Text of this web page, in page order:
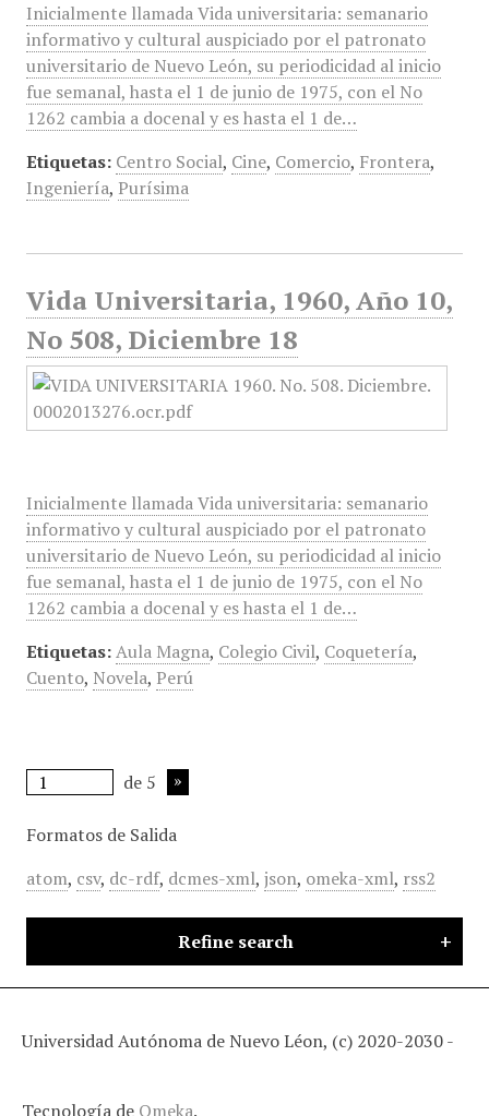
Inicialmente llamada Vida universitaria: semanario
informativo y cultural auspiciado por el patronato
universitario de Nuevo León, su periodicidad al inicio
fue semanal, hasta el 1 de junio de 1975, con el No
1262 cambia a docenal y es hasta el 1 de…
Etiquetas: Centro Social, Cine, Comercio, Frontera,
Ingeniería, Purísima
Vida Universitaria, 1960, Año 10,
No 508, Diciembre 18
Inicialmente llamada Vida universitaria: semanario
informativo y cultural auspiciado por el patronato
universitario de Nuevo León, su periodicidad al inicio
fue semanal, hasta el 1 de junio de 1975, con el No
1262 cambia a docenal y es hasta el 1 de…
Etiquetas: Aula Magna, Colegio Civil, Coquetería,
Cuento, Novela, Perú
de 5
Formatos de Salida
atom, csv, dc-rdf, dcmes-xml, json, omeka-xml, rss2
Refine search
Universidad Autónoma de Nuevo Léon, (c) 2020-2030 -
Tecnología de Omeka.